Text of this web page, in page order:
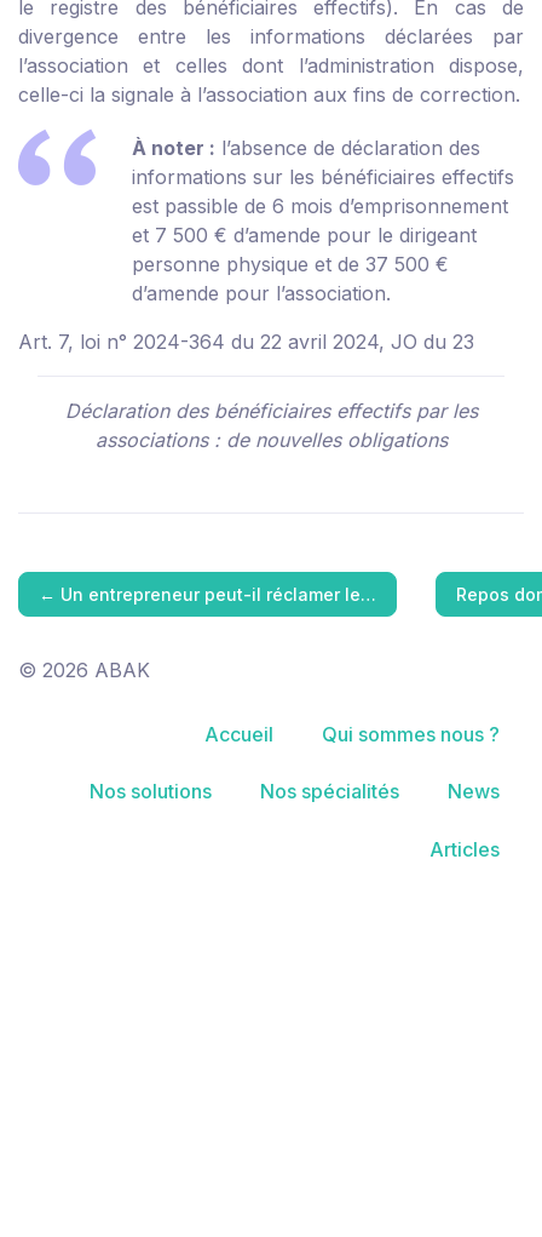
le registre des bénéficiaires effectifs). En cas de
divergence entre les informations déclarées par
l’association et celles dont l’administration dispose,
celle-ci la signale à l’association aux fins de correction.
À noter : l’absence de déclaration des
informations sur les bénéficiaires effectifs
est passible de 6 mois d’emprisonnement
et 7 500 € d’amende pour le dirigeant
personne physique et de 37 500 €
d’amende pour l’association.
Art. 7, loi n° 2024-364 du 22 avril 2024, JO du 23
Déclaration des bénéficiaires effectifs par les
associations : de nouvelles obligations
← Un entrepreneur peut-il réclamer le… Repos
© 2026 ABAK
Accueil Qui sommes nous ?
Nos solutions Nos spécialités News
Articles